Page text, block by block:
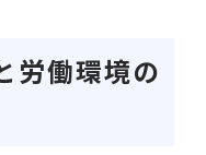
労働環境の